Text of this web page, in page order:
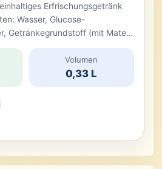
Erfrischungsgetränk
Wasser, Glucose-
Getränkegrundstoff (mit Mate-
Tee und Kaffee,
Zuckerkulör E150d,
Volumen
0,33 L